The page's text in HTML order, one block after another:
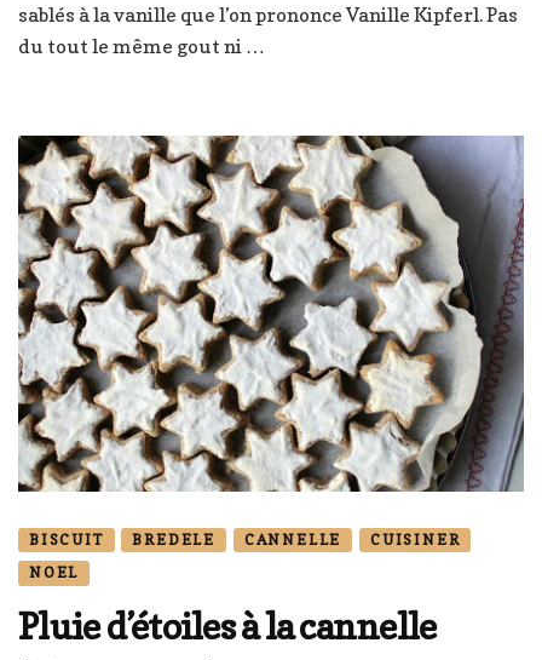
sablés à la vanille que l’on prononce Vanille Kipferl. Pas
du tout le même gout ni …
BISCUIT BREDELE CANNELLE
CUISINER
NOEL
Pluie d’étoiles à la cannelle